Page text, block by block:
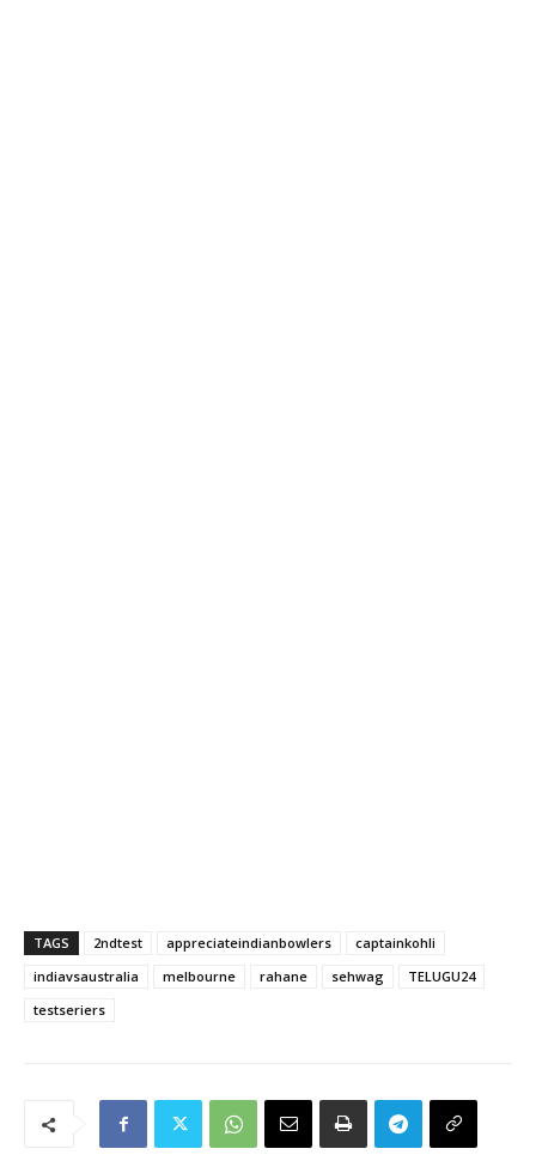
TAGS 2ndtest appreciateindianbowlers
captainkohli
indiavsaustralia
melbourne rahane sehwag
TELUGU24
testseriers